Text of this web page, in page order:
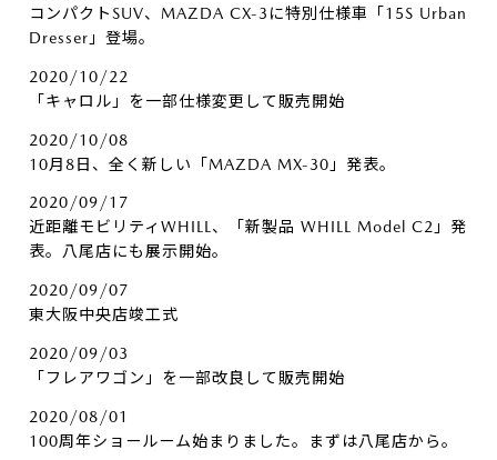
コンパクトSUV、MAZDA CX-3に特別仕様車「15S Urban
Dresser」登場。
2020/10/22
「キャロル」を一部仕様変更して販売開始
2020/10/08
10月8日、全く新しい「MAZDA MX-30」発表。
2020/09/17
近距離モビリティWHILL、「新製品 WHILL Model C2」発
表。八尾店にも展示開始。
2020/09/07
東大阪中央店竣工式
2020/09/03
「フレアワゴン」を一部改良して販売開始
2020/08/01
100周年ショールーム始まりました。まずは八尾店から。